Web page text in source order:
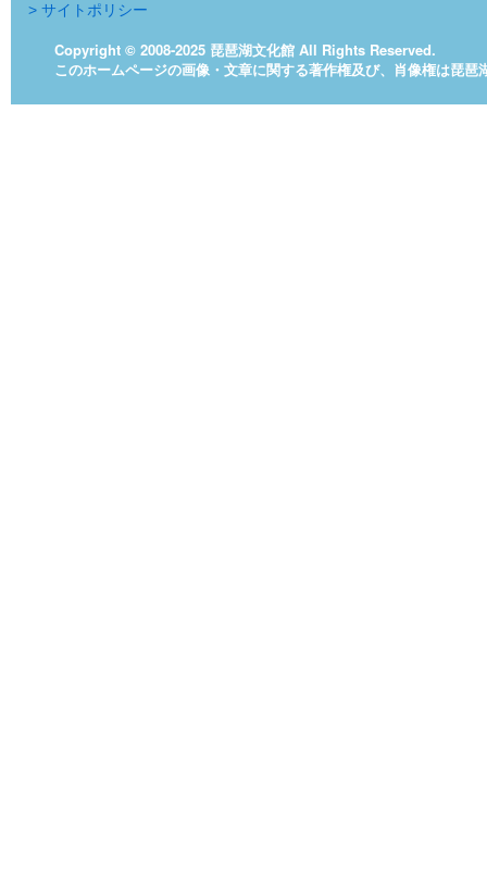
> サイトポリシー
Copyright © 2008-2025 琵琶湖文化館 All Rights Reserved.
このホームページの画像・文章に関する著作権及び、肖像権は琵